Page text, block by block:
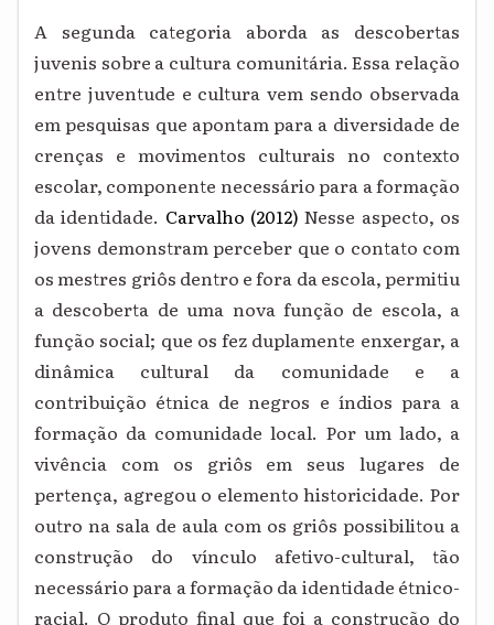
A segunda categoria aborda as descobertas
juvenis sobre a cultura comunitária. Essa relação
entre juventude e cultura vem sendo observada
em pesquisas que apontam para a diversidade de
crenças e movimentos culturais no contexto
escolar, componente necessário para a formação
da identidade. Carvalho (2012) Nesse aspecto, os
jovens demonstram perceber que o contato com
os mestres griôs dentro e fora da escola, permitiu
a descoberta de uma nova função de escola, a
função social; que os fez duplamente enxergar, a
dinâmica cultural da comunidade e a
contribuição étnica de negros e índios para a
formação da comunidade local. Por um lado, a
vivência com os griôs em seus lugares de
pertença, agregou o elemento historicidade. Por
outro na sala de aula com os griôs possibilitou a
construção do vínculo afetivo-cultural, tão
necessário para a formação da identidade étnico-
racial. O produto final que foi a construção do